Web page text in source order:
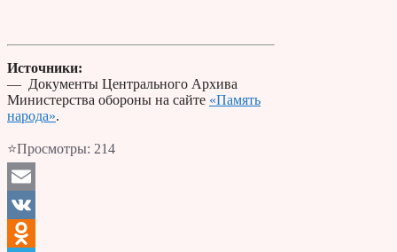
Источники:
— Документы Центрального Архива
Министерства обороны на сайте «Память
народа».
⭐Просмотры: 214
Email
VK